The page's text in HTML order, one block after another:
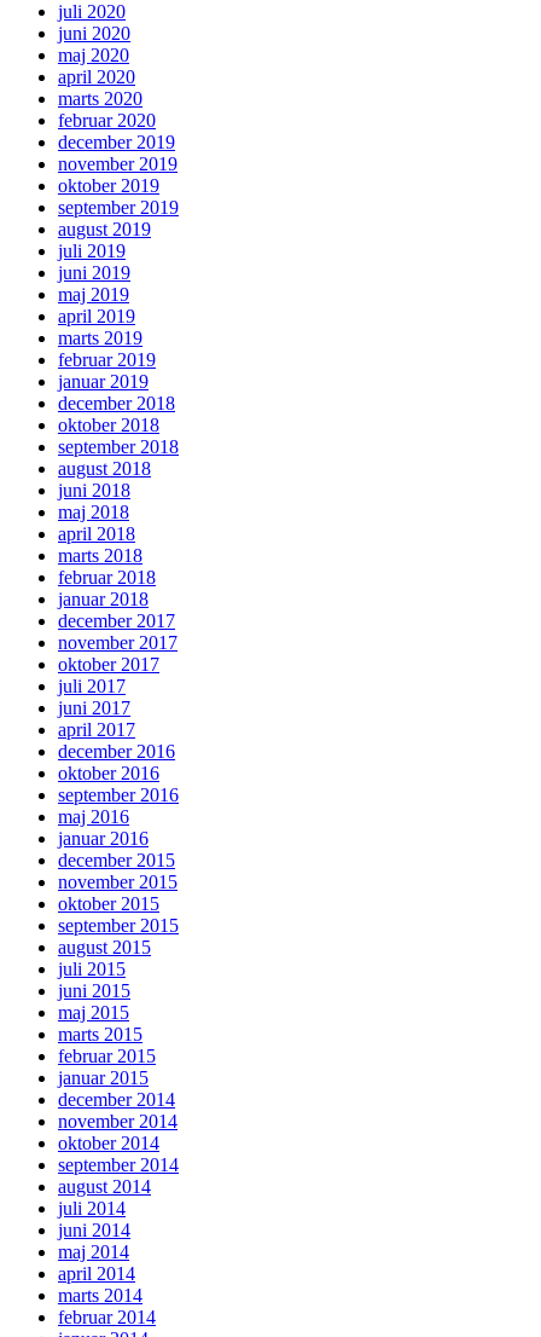
juli 2020
juni 2020
maj 2020
april 2020
marts 2020
februar 2020
december 2019
november 2019
oktober 2019
september 2019
august 2019
juli 2019
juni 2019
maj 2019
april 2019
marts 2019
februar 2019
januar 2019
december 2018
oktober 2018
september 2018
august 2018
juni 2018
maj 2018
april 2018
marts 2018
februar 2018
januar 2018
december 2017
november 2017
oktober 2017
juli 2017
juni 2017
april 2017
december 2016
oktober 2016
september 2016
maj 2016
januar 2016
december 2015
november 2015
oktober 2015
september 2015
august 2015
juli 2015
juni 2015
maj 2015
marts 2015
februar 2015
januar 2015
december 2014
november 2014
oktober 2014
september 2014
august 2014
juli 2014
juni 2014
maj 2014
april 2014
marts 2014
februar 2014